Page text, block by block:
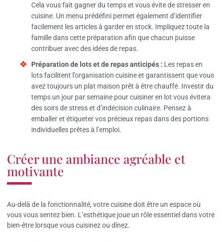
Cela vous fait gagner du temps et vous évite de stresser en
cuisine. Un menu prédéfini permet également d’identifier
facilement les articles à garder en stock. Impliquez toute la
famille dans cette préparation afin que chacun puisse
contribuer avec des idées de repas.
Préparation de lots et de repas anticipés : Les repas en
lots facilitent l’organisation cuisine et garantissent que vous
avez toujours un plat maison prêt à être chauffé. Investir du
temps un jour par semaine pour cuisiner en lot vous évitera
des soirs de stress et d’indécision culinaire. Pensez à
emballer et étiqueter vos précieux repas dans des portions
individuelles prêtes à l’emploi.
Créer une ambiance agréable et
motivante
Au-delà de la fonctionnalité, votre cuisine doit être un espace où
vous vous sentez bien. L’esthétique joue un rôle essentiel dans votre
bien-être lorsque vous cuisinez ou dînez.